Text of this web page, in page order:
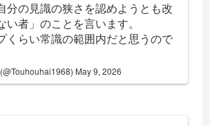
分の見識の狭さを認めようとも改
い者」のことを言います。
くらい常識の範囲内だと思うので
May 9, 2026